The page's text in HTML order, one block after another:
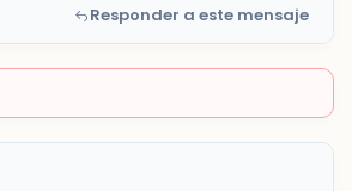
Responder a este mensaje